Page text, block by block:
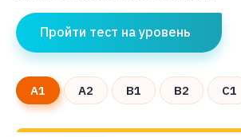
Пройти тест на уровень
A1 A2 B1 B2 C1